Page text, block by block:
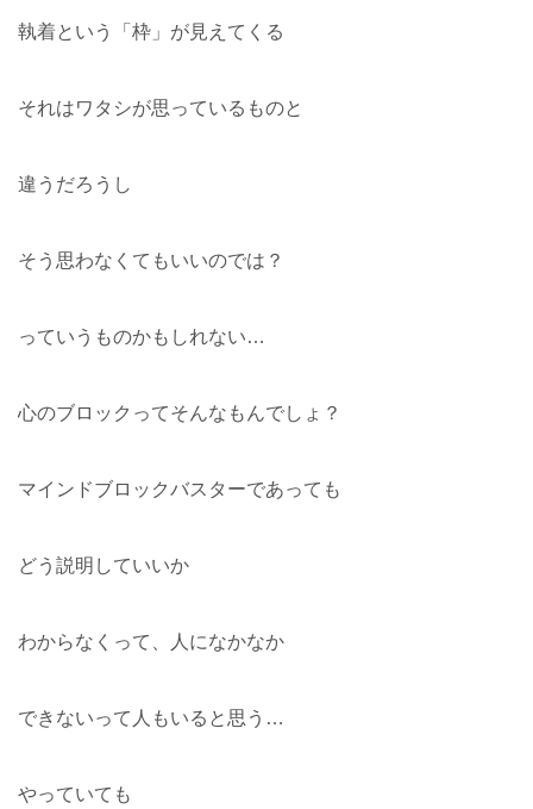
執着という「枠」が見えてくる
それはワタシが思っているものと
違うだろうし
そう思わなくてもいいのでは？
っていうものかもしれない…
心のブロックってそんなもんでしょ？
マインドブロックバスターであっても
どう説明していいか
わからなくって、人になかなか
できないって人もいると思う…
やっていても